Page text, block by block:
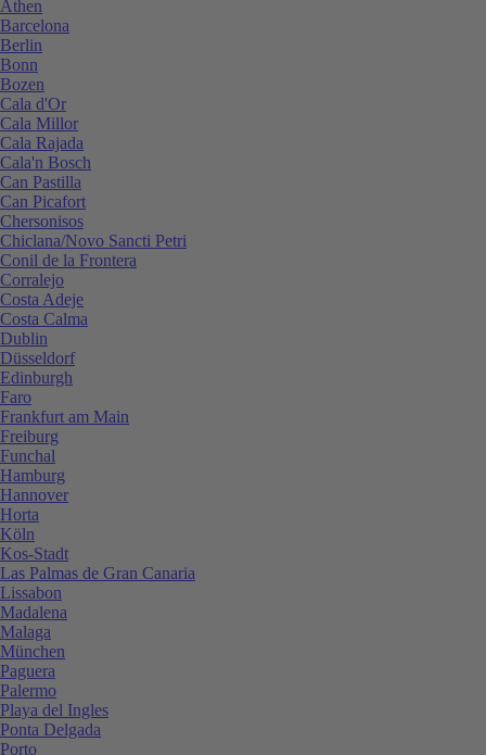
Athen
Barcelona
Berlin
Bonn
Bozen
Cala d'Or
Cala Millor
Cala Rajada
Cala'n Bosch
Can Pastilla
Can Picafort
Chersonisos
Chiclana/Novo Sancti Petri
Conil de la Frontera
Corralejo
Costa Adeje
Costa Calma
Dublin
Düsseldorf
Edinburgh
Faro
Frankfurt am Main
Freiburg
Funchal
Hamburg
Hannover
Horta
Köln
Kos-Stadt
Las Palmas de Gran Canaria
Lissabon
Madalena
Malaga
München
Paguera
Palermo
Playa del Ingles
Ponta Delgada
Porto